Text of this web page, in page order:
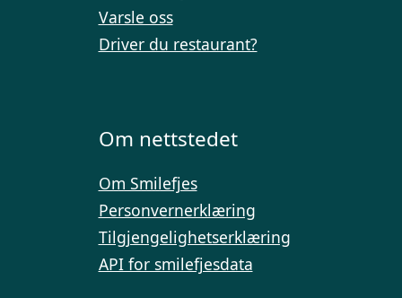
Varsle oss
Driver du restaurant?
Om nettstedet
Om Smilefjes
Personvernerklæring
Tilgjengelighetserklæring
API for smilefjesdata